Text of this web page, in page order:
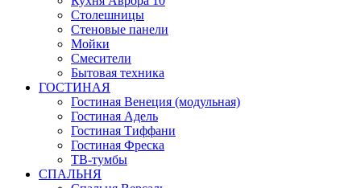
Столешницы
Стеновые панели
Мойки
Смесители
Бытовая техника
ГОСТИНАЯ
Гостиная Венеция (модульная)
Гостиная Адель
Гостиная Тиффани
Гостиная Фреска
ТВ-тумбы
СПАЛЬНЯ